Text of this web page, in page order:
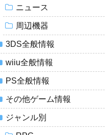
ニュース
周辺機器
3DS全般情報
wiiu全般情報
PS全般情報
その他ゲーム情報
ジャンル別